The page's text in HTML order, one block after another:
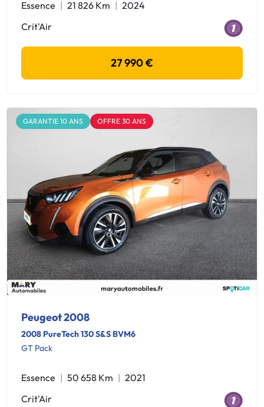
Essence 21 826 Km
2024
Crit'Air
27 990 €
GARANTIE 10 ANS OFFRE 30 ANS
Peugeot 2008
2008 PureTech 130 S&S BVM6
GT Pack
Essence 50 658 Km
2021
Crit'Air